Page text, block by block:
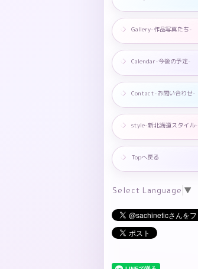
Gallery-作品写真たち-
Calendar-今後の予定-
Contact-お問い合わせ-
style-新北海道スタイル-
Topへ戻る
Select Language ▼